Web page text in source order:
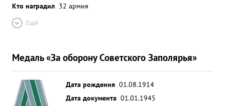
Кто наградил 32 армия
Ещё
Медаль «За оборону Советского Заполярья»
Дата рождения 01.08.1914
Дата документа 01.01.1945